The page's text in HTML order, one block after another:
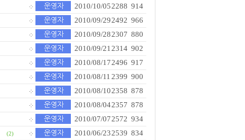
2010/10/052288 914
2010/09/292492 966
2010/09/282307 880
2010/09/21 2314 902
2010/08/172496 917
2010/08/11 2399 900
2010/08/102358 878
2010/08/042357 878
2010/07/072572 934
(2) 2010/06/232539 834